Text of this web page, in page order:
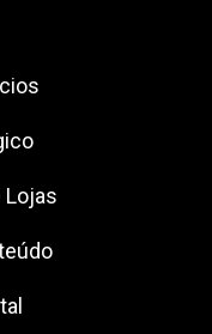
Lojas